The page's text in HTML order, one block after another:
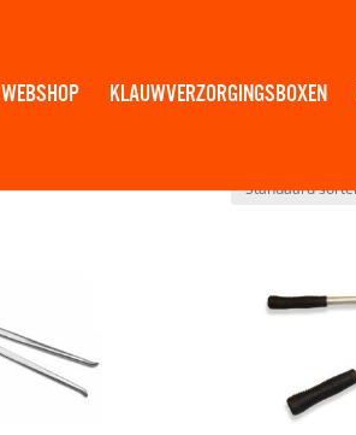
WEBSHOP KLAUWVERZORGINGSBOXEN